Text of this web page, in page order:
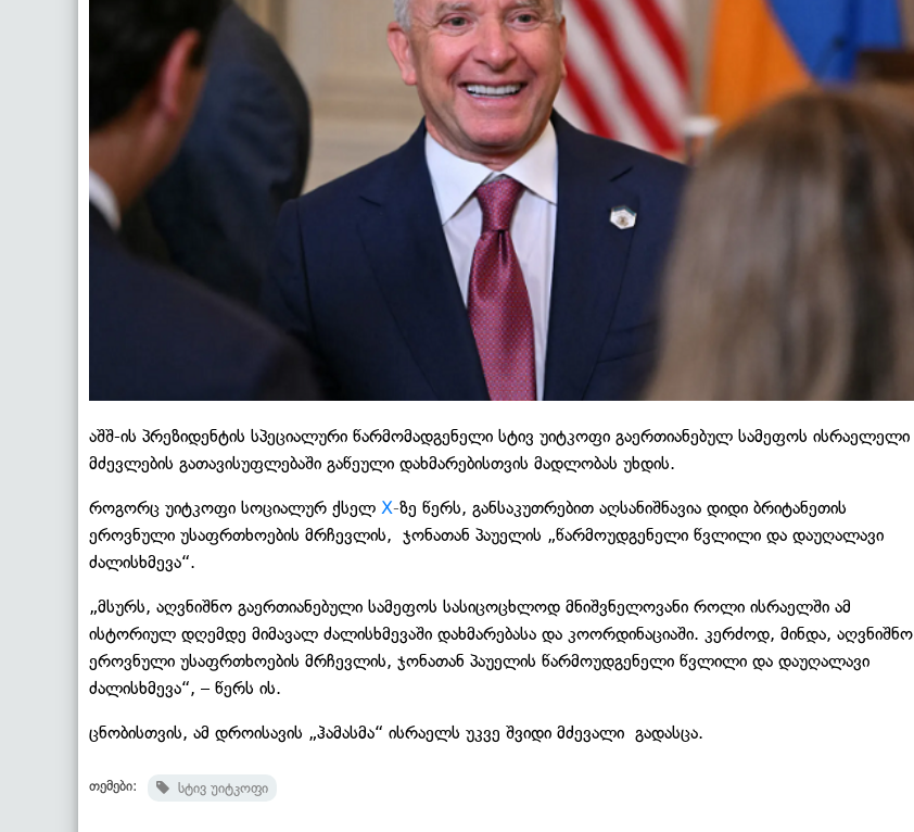
აშშ-ის პრეზიდენტის სპეციალური წარმომადგენელი სტივ უიტკოფი გაერთიანებულ სამეფოს ისრაელელი
მძევლების გათავისუფლებაში გაწეული დახმარებისთვის მადლობას უხდის.
როგორც უიტკოფი სოციალურ ქსელ X-ზე წერს, განსაკუთრებით აღსანიშნავია დიდი ბრიტანეთის
ეროვნული უსაფრთხოების მრჩევლის, ჯონათან პაუელის „წარმოუდგენელი წვლილი და დაუღალავი
ძალისხმევა“.
„მსურს, აღვნიშნო გაერთიანებული სამეფოს სასიცოცხლოდ მნიშვნელოვანი როლი ისრაელში ამ
ისტორიულ დღემდე მიმავალ ძალისხმევაში დახმარებასა და კოორდინაციაში. კერძოდ, მინდა, აღვნიშნო
ეროვნული უსაფრთხოების მრჩევლის, ჯონათან პაუელის წარმოუდგენელი წვლილი და დაუღალავი
ძალისხმევა“, – წერს ის.
ცნობისთვის, ამ დროისავის „ჰამასმა“ ისრაელს უკვე შვიდი მძევალი გადასცა.
თემები: სტივ უიტკოფი